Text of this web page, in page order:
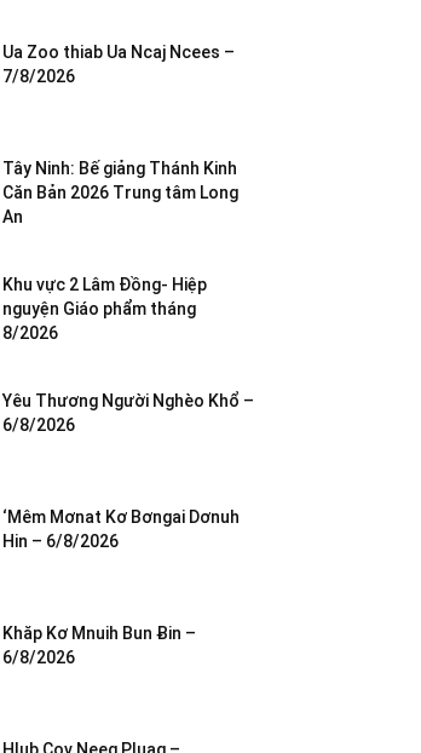
Ua Zoo thiab Ua Ncaj Ncees –
7/8/2026
Tây Ninh: Bế giảng Thánh Kinh
Căn Bản 2026 Trung tâm Long
An
Khu vực 2 Lâm Đồng- Hiệp
nguyện Giáo phẩm tháng
8/2026
Yêu Thương Người Nghèo Khổ –
6/8/2026
‘Mêm Mơnat Kơ Bơngai Dơnuh
Hin – 6/8/2026
Khăp Kơ Mnuih Bun Ƀin –
6/8/2026